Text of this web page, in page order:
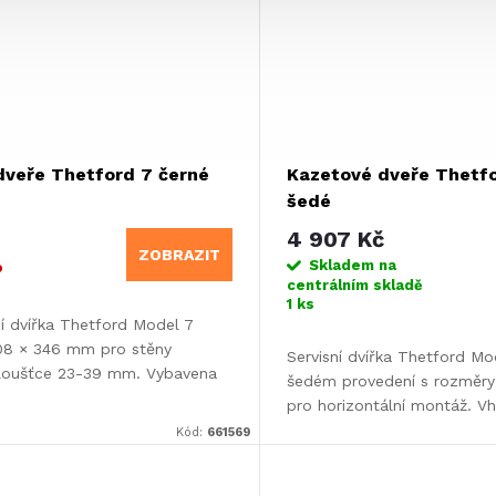
Thetford 7 černé
ZOBRAZIT
dvířka Thetford Model 7
× 346 mm pro stěny
23-39 mm. Vybavena
Kód: 661569
Kazetové dveře
šedé
4 907 Kč
Skladem na
centrálním skladě
1 ks
Servisní dvířka Thetford
šedém provedení s
pro horizontální montáž.